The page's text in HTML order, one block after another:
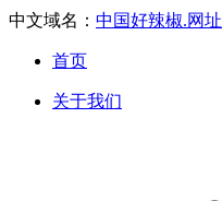
中文域名： 中国好辣椒.网址
首页
关于我们